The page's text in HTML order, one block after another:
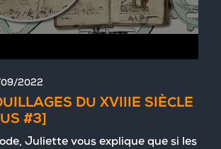
2022
DU XVIIIE SIÈCLE
#3]
Juliette vous explique que si les